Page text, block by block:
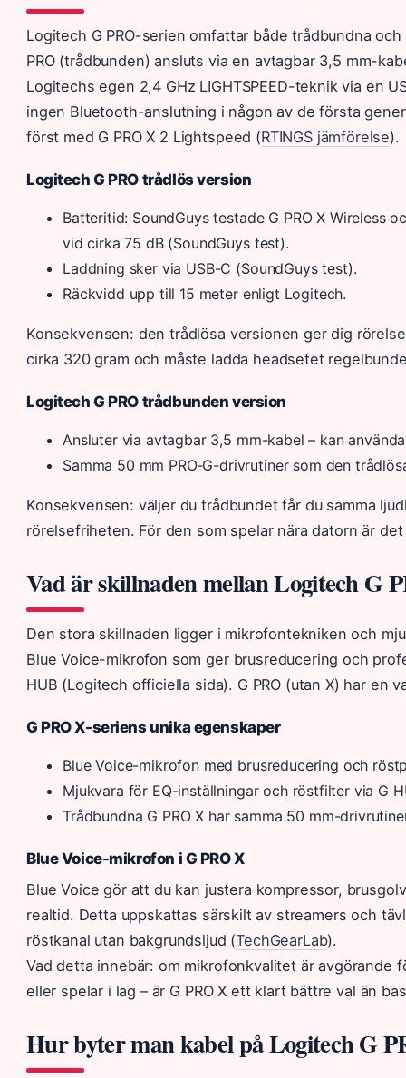
Logitech G PRO-serien omfattar både trådbundna
PRO (trådbunden) ansluts via en avtagbar 3,5 mm-
Logitechs egen 2,4 GHz LIGHTSPEED-teknik via en
ingen Bluetooth-anslutning i någon av de första
först med G PRO X 2 Lightspeed (RTINGS jämförelse).
Logitech G PRO trådlös version
Batteritid: SoundGuys testade G PRO X Wireless
vid cirka 75 dB (SoundGuys test).
Laddning sker via USB-C (SoundGuys test).
Räckvidd upp till 15 meter enligt Logitech.
Konsekvensen: den trådlösa versionen ger dig
cirka 320 gram och måste ladda headsetet
Logitech G PRO trådbunden version
Ansluter via avtagbar 3,5 mm-kabel – kan
Samma 50 mm PRO‑G-drivrutiner som den
Konsekvensen: väljer du trådbundet får du samma
rörelsefriheten. För den som spelar nära datorn är
Vad är skillnaden mellan Logitech G
Den stora skillnaden ligger i mikrofontekniken och
Blue Voice-mikrofon som ger brusreducering och
HUB (Logitech officiella sida). G PRO (utan X) har en
G PRO X-seriens unika egenskaper
Blue Voice-mikrofon med brusreducering och
Mjukvara för EQ-inställningar och röstfilter via G
Trådbundna G PRO X har samma 50 mm-
Blue Voice-mikrofon i G PRO X
Blue Voice gör att du kan justera kompressor,
realtid. Detta uppskattas särskilt av streamers och
röstkanal utan bakgrundsljud (TechGearLab).
Vad detta innebär: om mikrofonkvalitet är avgörande
eller spelar i lag – är G PRO X ett klart bättre val än
Hur byter man kabel på Logitech G